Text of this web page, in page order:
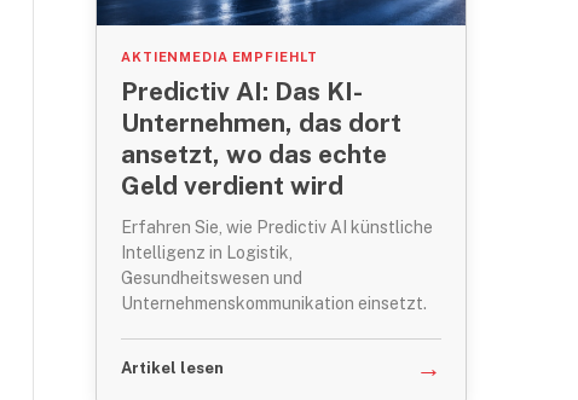
AKTIENMEDIA EMPFIEHLT
Predictiv AI: Das KI-
Unternehmen, das dort
ansetzt, wo das echte
Geld verdient wird
Erfahren Sie, wie Predictiv AI künstliche
Intelligenz in Logistik,
Gesundheitswesen und
Unternehmenskommunikation einsetzt.
Artikel lesen →